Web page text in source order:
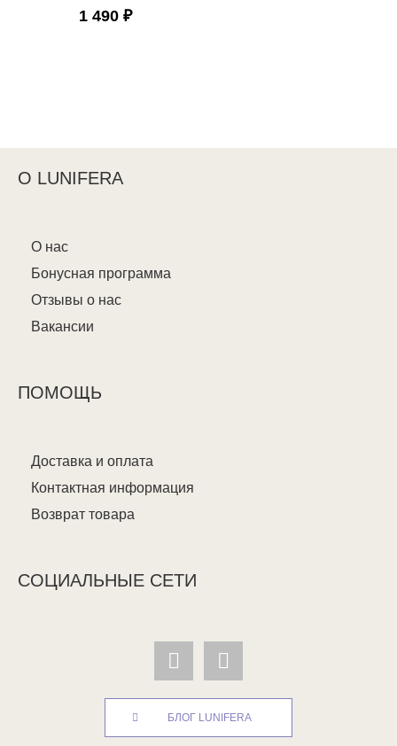
1 490 ₽
О LUNIFERA
О нас
Бонусная программа
Отзывы о нас
Вакансии
ПОМОЩЬ
Доставка и оплата
Контактная информация
Возврат товара
СОЦИАЛЬНЫЕ СЕТИ
БЛОГ LUNIFERA